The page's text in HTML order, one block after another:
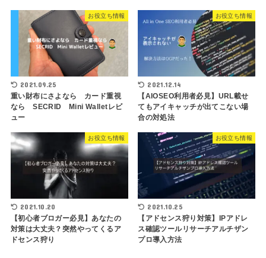
お役立ち情報
2021.09.25
重い財布にさよなら カード重視
なら SECRID Mini Walletレビ
ュー
お役立ち情報
2021.12.14
【AIOSEO利用者必見】URL載せ
てもアイキャッチが出てこない場
合の対処法
お役立ち情報
2021.10.20
【初心者ブロガー必見】あなたの
対策は大丈夫？突然やってくるア
ドセンス狩り
お役立ち情報
2021.10.25
【アドセンス狩り対策】IPアドレ
ス確認ツールリサーチアルチザン
プロ導入方法